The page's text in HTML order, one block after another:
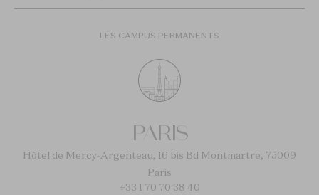
LES CAMPUS PERMANENTS
PARIS
Hôtel de Mercy-Argenteau, 16 bis Bd Montmartre, 75009
Paris
+33 1 70 70 38 40